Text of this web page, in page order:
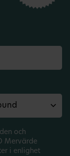
och
Mervärde
i enlighet